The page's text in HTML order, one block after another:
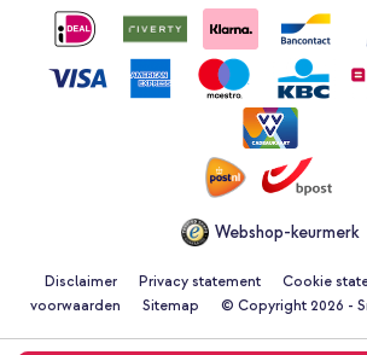
Webshop-keurmerk
Disclaimer Privacy statement Cookie
voorwaarden
Sitemap © Copyright 2026 -